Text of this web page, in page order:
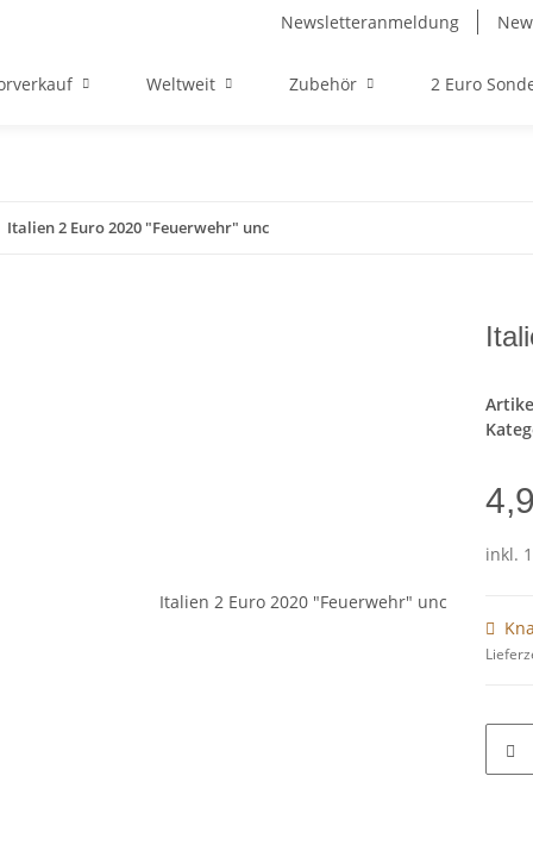
Newsletteranmeldung
Weltweit Zubehör 2 Euro
Italien 2 Euro 2020 "Feuerwehr" unc
inkl.